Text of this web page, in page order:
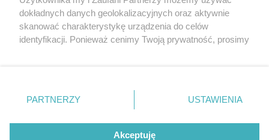
Zobacz prognozę na 3 dni
Copyright © 2022 Kurier Szczeciński sp. z o.o.
Wszelkie prawa zastrzeżone
Nota wydawnicza Nota prawna
dokładnych danych geolokalizacyjnych oraz aktywnie
skanować charakterystykę urządzenia do celów
identyfikacji. Ponieważ cenimy Twoją prywatność, prosimy
prywatności znajdujący się w lewym dolnym rogu strony
. Niektóre rodzaje przetwarzania danych nie wymagają
takiemu przetwarzaniu. Preferencje będą miały
PARTNERZY USTAWIENIA
Akceptuję